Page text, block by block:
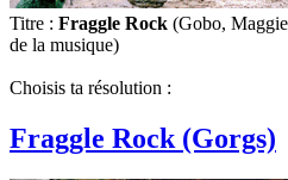
Titre : Fraggle Rock (Gobo,
de la musique)
Choisis ta résolution :
Fraggle Rock (Gorgs)